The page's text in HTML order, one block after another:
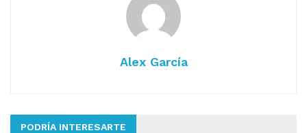
Alex García
PODRÍA INTERESARTE